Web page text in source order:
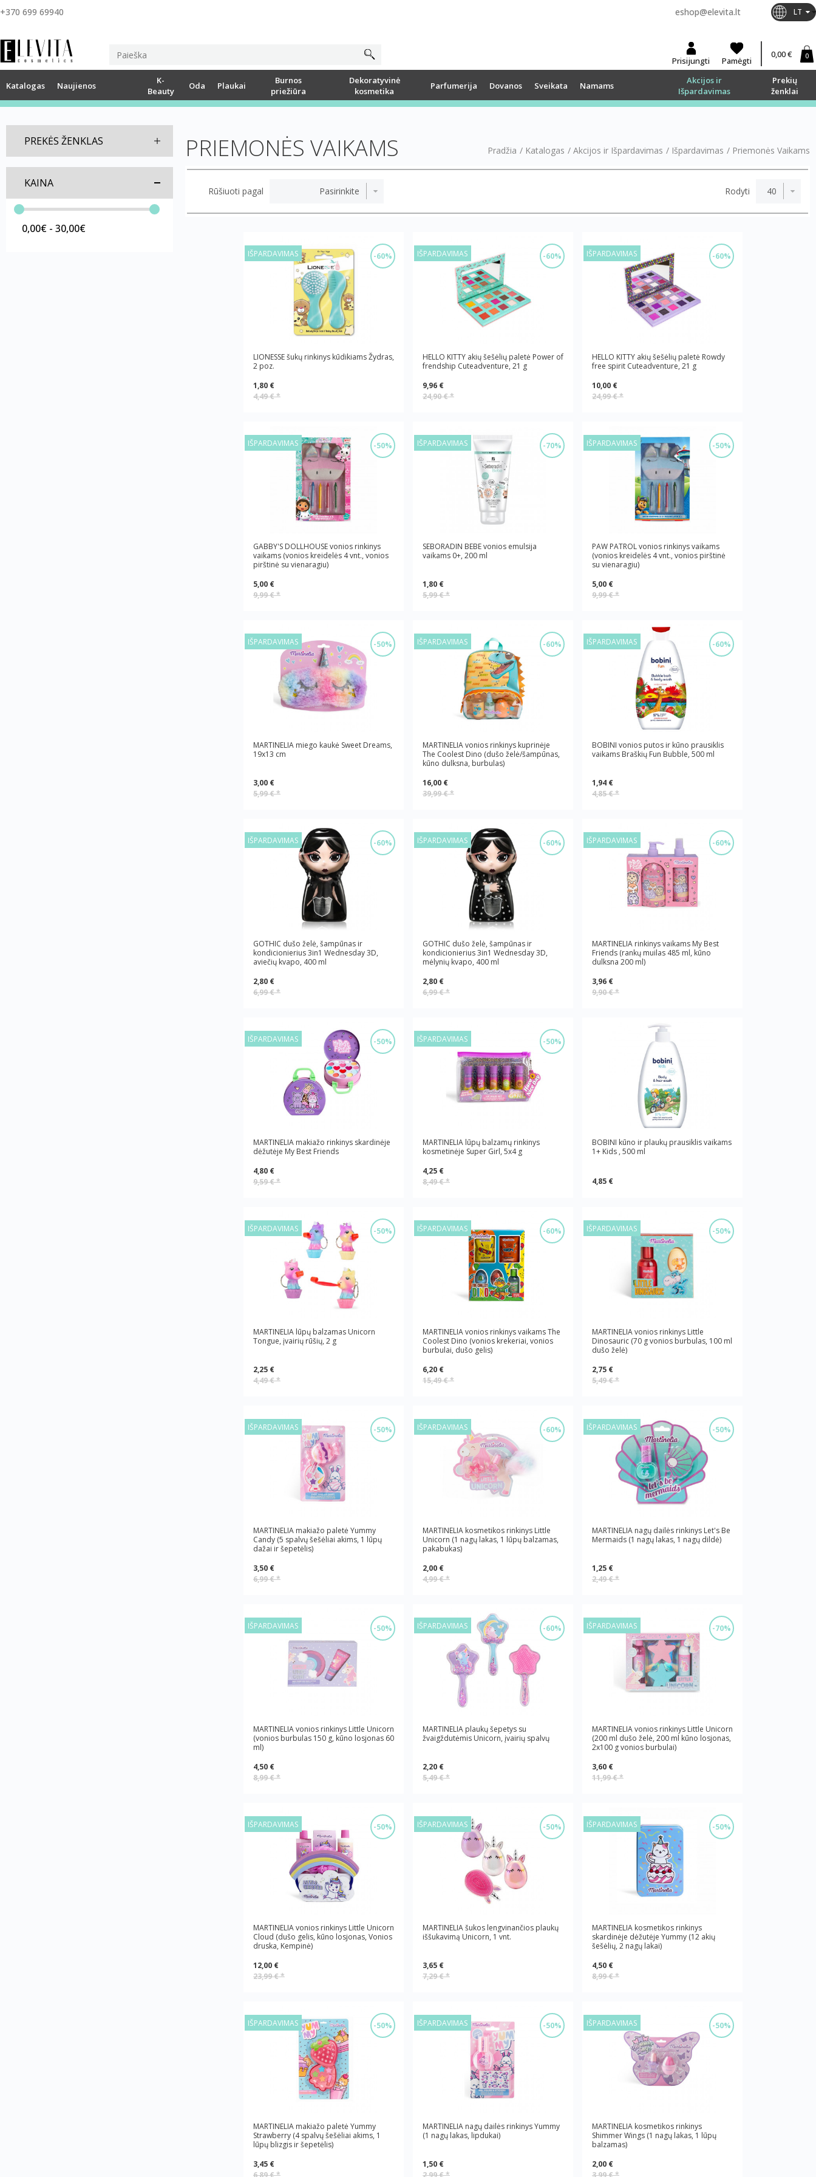
+370 699 69940 eshop@elevita.lt LT
Prisijungti Pamėgti
0,00 € 0
Katalogas Naujienos
K-
Beauty
Oda Plaukai
Burnos
priežiūra
Dekoratyvinė
kosmetika
Parfumerija Dovanos Sveikata Namams
Akcijos ir
Išpardavimas
Prekių
ženklai
PREKĖS ŽENKLAS
KAINA
0,00€ - 30,00€
PRIEMONĖS VAIKAMS Pradžia / Katalogas / Akcijos ir Išpardavimas / Išpardavimas / Priemonės Vaikams
Rūšiuoti pagal Rodyti
-60%
IŠPARDAVIMAS
LIONESSE šukų rinkinys kūdikiams Žydras,
2 poz.
1,80 €
4,49 €*
-60%
IŠPARDAVIMAS
HELLO KITTY akių šešėlių paletė Power of
frendship Cuteadventure, 21 g
9,96 €
24,90 €*
-60%
IŠPARDAVIMAS
HELLO KITTY akių šešėlių paletė Rowdy
free spirit Cuteadventure, 21 g
10,00 €
24,99 €*
-50%
IŠPARDAVIMAS
GABBY'S DOLLHOUSE vonios rinkinys
vaikams (vonios kreidelės 4 vnt., vonios
pirštinė su vienaragiu)
5,00 €
9,99 €*
-70%
IŠPARDAVIMAS
SEBORADIN BEBE vonios emulsija
vaikams 0+, 200 ml
1,80 €
5,99 €*
-50%
IŠPARDAVIMAS
PAW PATROL vonios rinkinys vaikams
(vonios kreidelės 4 vnt., vonios pirštinė
su vienaragiu)
5,00 €
9,99 €*
-50%
IŠPARDAVIMAS
MARTINELIA miego kaukė Sweet Dreams,
19x13 cm
3,00 €
5,99 €*
-60%
IŠPARDAVIMAS
MARTINELIA vonios rinkinys kuprinėje
The Coolest Dino (dušo želė/šampūnas,
kūno dulksna, burbulas)
16,00 €
39,99 €*
-60%
IŠPARDAVIMAS
BOBINI vonios putos ir kūno prausiklis
vaikams Braškių Fun Bubble, 500 ml
1,94 €
4,85 €*
-60%
IŠPARDAVIMAS
GOTHIC dušo želė, šampūnas ir
kondicionierius 3in1 Wednesday 3D,
aviečių kvapo, 400 ml
2,80 €
6,99 €*
-60%
IŠPARDAVIMAS
GOTHIC dušo želė, šampūnas ir
kondicionierius 3in1 Wednesday 3D,
mėlynių kvapo, 400 ml
2,80 €
6,99 €*
-60%
IŠPARDAVIMAS
MARTINELIA rinkinys vaikams My Best
Friends (rankų muilas 485 ml, kūno
dulksna 200 ml)
3,96 €
9,90 €*
-50%
IŠPARDAVIMAS
MARTINELIA makiažo rinkinys skardinėje
dėžutėje My Best Friends
4,80 €
9,59 €*
-50%
IŠPARDAVIMAS
MARTINELIA lūpų balzamų rinkinys
kosmetinėje Super Girl, 5x4 g
4,25 €
8,49 €*
BOBINI kūno ir plaukų prausiklis vaikams
1+ Kids , 500 ml
4,85 €
-50%
IŠPARDAVIMAS
MARTINELIA lūpų balzamas Unicorn
Tongue, įvairių rūšių, 2 g
2,25 €
4,49 €*
-60%
IŠPARDAVIMAS
MARTINELIA vonios rinkinys vaikams The
Coolest Dino (vonios krekeriai, vonios
burbulai, dušo gelis)
6,20 €
15,49 €*
-50%
IŠPARDAVIMAS
MARTINELIA vonios rinkinys Little
Dinosauric (70 g vonios burbulas, 100 ml
dušo želė)
2,75 €
5,49 €*
-50%
IŠPARDAVIMAS
MARTINELIA makiažo paletė Yummy
Candy (5 spalvų šešėliai akims, 1 lūpų
dažai ir šepetėlis)
3,50 €
6,99 €*
-60%
IŠPARDAVIMAS
MARTINELIA kosmetikos rinkinys Little
Unicorn (1 nagų lakas, 1 lūpų balzamas,
pakabukas)
2,00 €
4,99 €*
-50%
IŠPARDAVIMAS
MARTINELIA nagų dailės rinkinys Let's Be
Mermaids (1 nagų lakas, 1 nagų dildė)
1,25 €
2,49 €*
-50%
IŠPARDAVIMAS
MARTINELIA vonios rinkinys Little Unicorn
(vonios burbulas 150 g, kūno losjonas 60
ml)
4,50 €
8,99 €*
-60%
IŠPARDAVIMAS
MARTINELIA plaukų šepetys su
žvaigždutėmis Unicorn, įvairių spalvų
2,20 €
5,49 €*
-70%
IŠPARDAVIMAS
MARTINELIA vonios rinkinys Little Unicorn
(200 ml dušo želė, 200 ml kūno losjonas,
2x100 g vonios burbulai)
3,60 €
11,99 €*
-50%
IŠPARDAVIMAS
MARTINELIA vonios rinkinys Little Unicorn
Cloud (dušo gelis, kūno losjonas, Vonios
druska, Kempinė)
12,00 €
23,99 €*
-50%
IŠPARDAVIMAS
MARTINELIA šukos lengvinančios plaukų
iššukavimą Unicorn, 1 vnt.
3,65 €
7,29 €*
-50%
IŠPARDAVIMAS
MARTINELIA kosmetikos rinkinys
skardinėje dėžutėje Yummy (12 akių
šešėlių, 2 nagų lakai)
4,50 €
8,99 €*
-50%
IŠPARDAVIMAS
MARTINELIA makiažo paletė Yummy
Strawberry (4 spalvų šešėliai akims, 1
lūpų blizgis ir šepetėlis)
3,45 €
6,89 €*
-50%
IŠPARDAVIMAS
MARTINELIA nagų dailės rinkinys Yummy
(1 nagų lakas, lipdukai)
1,50 €
2,99 €*
-50%
IŠPARDAVIMAS
MARTINELIA kosmetikos rinkinys
Shimmer Wings (1 nagų lakas, 1 lūpų
balzamas)
2,00 €
3,99 €*